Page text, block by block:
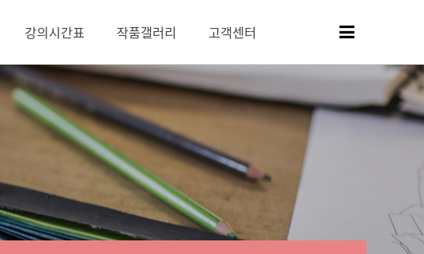
강의시간표 작품갤러리 고객센터